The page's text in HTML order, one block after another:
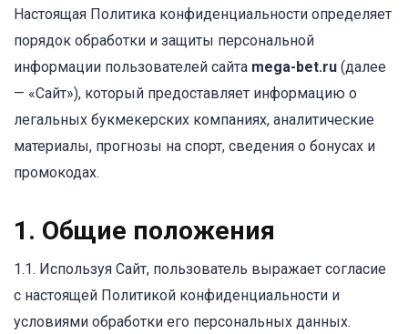
Настоящая Политика конфиденциальности определяет
порядок обработки и защиты персональной
информации пользователей сайта mega-bet.ru (далее
— «Сайт»), который предоставляет информацию о
легальных букмекерских компаниях, аналитические
материалы, прогнозы на спорт, сведения о бонусах и
промокодах.
1. Общие положения
1.1. Используя Сайт, пользователь выражает согласие
с настоящей Политикой конфиденциальности и
условиями обработки его персональных данных.